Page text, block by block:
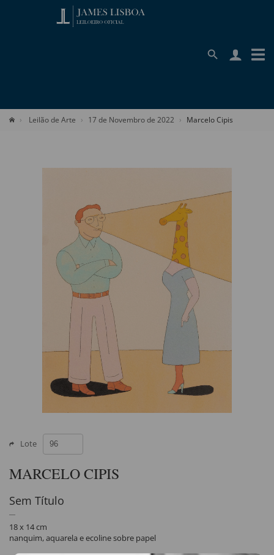
Leilão de Arte 17 de Novembro de 2022 Marcelo Cipis
Lote
MARCELO CIPIS
Sem Título
18 x 14 cm
nanquim, aquarela e ecoline sobre papel